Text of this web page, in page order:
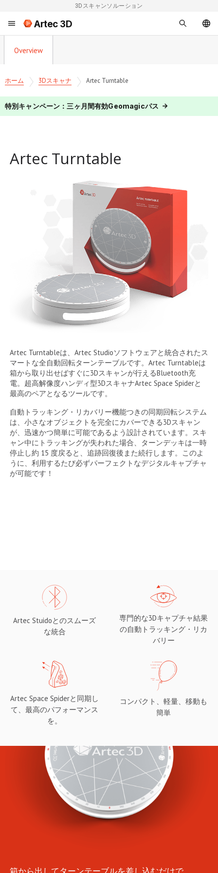
3Dスキャンソルーション
Artec 3D
Overview
ホーム 3Dスキャナ Artec Turntable
特別キャンペーン：三ヶ月間有効Geomagicパス
Artec Turntable
Artec Turntableは、Artec Studioソフトウェアと統合されたス
マートな全自動回転ターンテーブルです。Artec Turntableは
箱から取り出せばすぐに3Dスキャンが行えるBluetooth充
電。超高解像度ハンディ型3DスキャナArtec Space Spiderと
最高のペアとなるツールです。
自動トラッキング・リカバリー機能つきの同期回転システム
は、小さなオブジェクトを完全にカバーできる3Dスキャン
が、迅速かつ簡単に可能であるよう設計されています。スキ
ャン中にトラッキングが失われた場合、ターンデッキは一時
停止し約 15 度戻ると、追跡回復後また続行します。このよ
うに、利用するたび必ずパーフェクトなデジタルキャプチャ
が可能です！
Artec Stuidoとのスムーズ
な統合
専門的な3Dキャプチャ結果
の自動トラッキング・リカ
バリー
Artec Space Spiderと同期し
て、最高のパフォーマンス
を。
コンパクト、軽量、移動も
簡単